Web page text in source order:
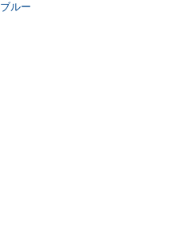
ブルー